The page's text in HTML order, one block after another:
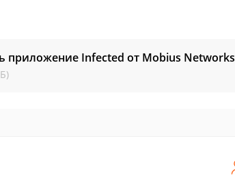
приложение Infected от Mobius Networks